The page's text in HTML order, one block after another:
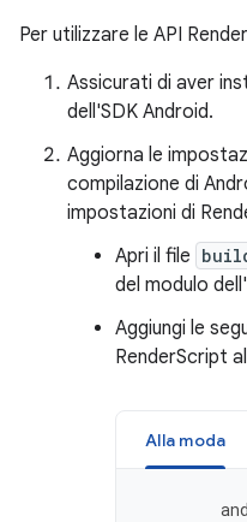
Per utilizzare le API
Assicurati di aver
dell'SDK Android.
Aggiorna le
compilazione di
impostazioni di
Apri il file
del modulo
Aggiungi le
RenderScript
Alla moda